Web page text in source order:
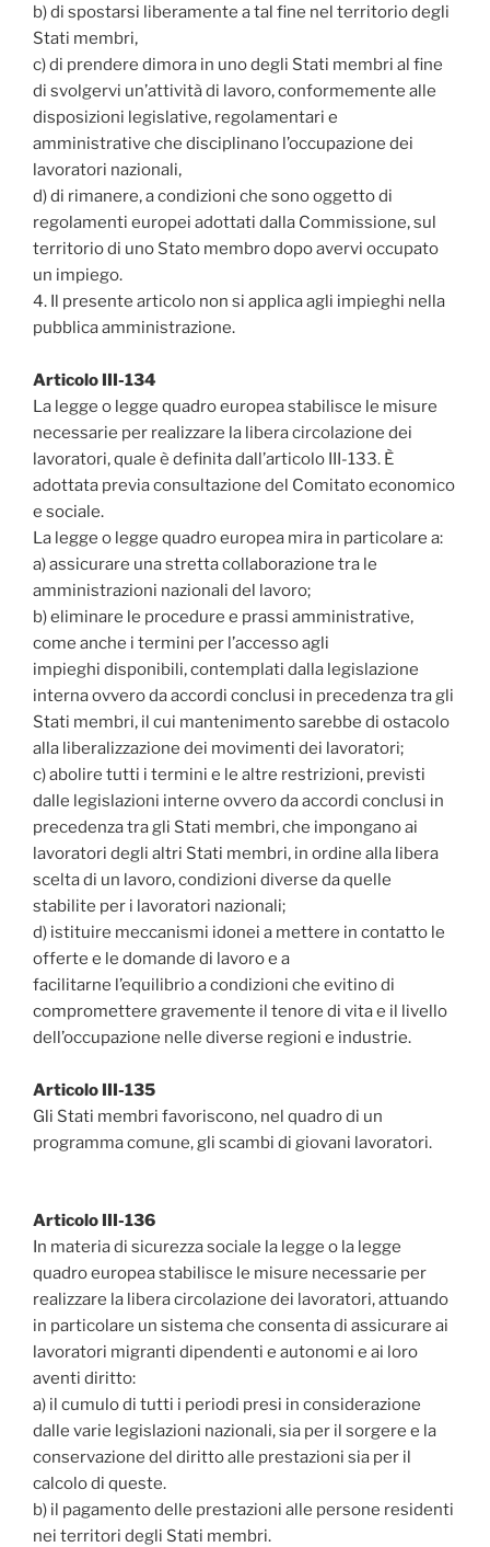
b) di spostarsi liberamente a tal fine nel territorio degli
Stati membri‚
c) di prendere dimora in uno degli Stati membri al fine
di svolgervi un’attività di lavoro‚ conformemente alle
disposizioni legislative‚ regolamentari e
amministrative che disciplinano l’occupazione dei
lavoratori nazionali‚
d) di rimanere‚ a condizioni che sono oggetto di
regolamenti europei adottati dalla Commissione‚ sul
territorio di uno Stato membro dopo avervi occupato
un impiego.
4. Il presente articolo non si applica agli impieghi nella
pubblica amministrazione.
Articolo III-134
La legge o legge quadro europea stabilisce le misure
necessarie per realizzare la libera circolazione dei
lavoratori‚ quale è definita dall’articolo III-133. È
adottata previa consultazione del Comitato economico
e sociale.
La legge o legge quadro europea mira in particolare a:
a) assicurare una stretta collaborazione tra le
amministrazioni nazionali del lavoro;
b) eliminare le procedure e prassi amministrative‚
come anche i termini per l’accesso agli
impieghi disponibili‚ contemplati dalla legislazione
interna ovvero da accordi conclusi in precedenza tra gli
Stati membri‚ il cui mantenimento sarebbe di ostacolo
alla liberalizzazione dei movimenti dei lavoratori;
c) abolire tutti i termini e le altre restrizioni, previsti
dalle legislazioni interne ovvero da accordi conclusi in
precedenza tra gli Stati membri‚ che impongano ai
lavoratori degli altri Stati membri‚ in ordine alla libera
scelta di un lavoro‚ condizioni diverse da quelle
stabilite per i lavoratori nazionali;
d) istituire meccanismi idonei a mettere in contatto le
offerte e le domande di lavoro e a
facilitarne l’equilibrio a condizioni che evitino di
compromettere gravemente il tenore di vita e il livello
dell’occupazione nelle diverse regioni e industrie.
Articolo III-135
Gli Stati membri favoriscono, nel quadro di un
programma comune, gli scambi di giovani lavoratori.
Articolo III-136
In materia di sicurezza sociale la legge o la legge
quadro europea stabilisce le misure necessarie per
realizzare la libera circolazione dei lavoratori, attuando
in particolare un sistema che consenta di assicurare ai
lavoratori migranti dipendenti e autonomi e ai loro
aventi diritto:
a) il cumulo di tutti i periodi presi in considerazione
dalle varie legislazioni nazionali, sia per il sorgere e la
conservazione del diritto alle prestazioni sia per il
calcolo di queste.
b) il pagamento delle prestazioni alle persone residenti
nei territori degli Stati membri.